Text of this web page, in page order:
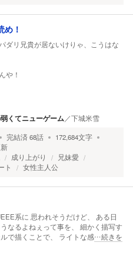
め！
ダリ兄貴が居ないけりゃ、こうはな
や！
くてニューゲーム／下城米雪
完結済68話 172,684文字
成り上がり
兄妹愛
ト 女性主人公
系に 思われそうだけど、 ある日
なるよねぇって事を、 細かく描写す
で描くことで、 ライトな感…続きを